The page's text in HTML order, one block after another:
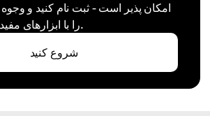
امکان پذیر است - ثبت نام کنید و وجوه
را با ابزارهای مفید ما مدیریت کنید.
شروع کنید